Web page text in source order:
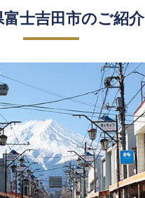
富士吉田市のご紹介